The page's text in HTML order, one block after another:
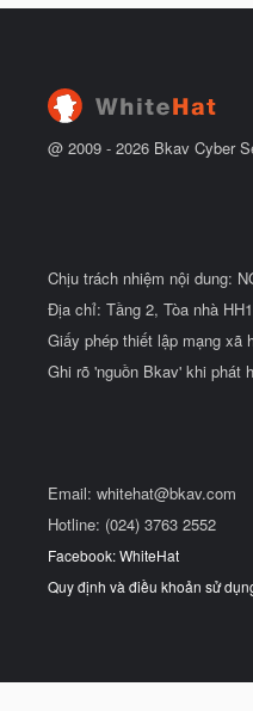
@ 2009 - 2026 Bkav Cyber
Chịu trách nhiệm nội dung:
Địa chỉ: Tầng 2, Tòa nhà
Giấy phép thiết lập mạng xã
Ghi rõ 'nguồn Bkav' khi phát
Email: whitehat@bkav.com
Hotline: (024) 3763 2552
Facebook: WhiteHat
Quy định và điều khoản sử